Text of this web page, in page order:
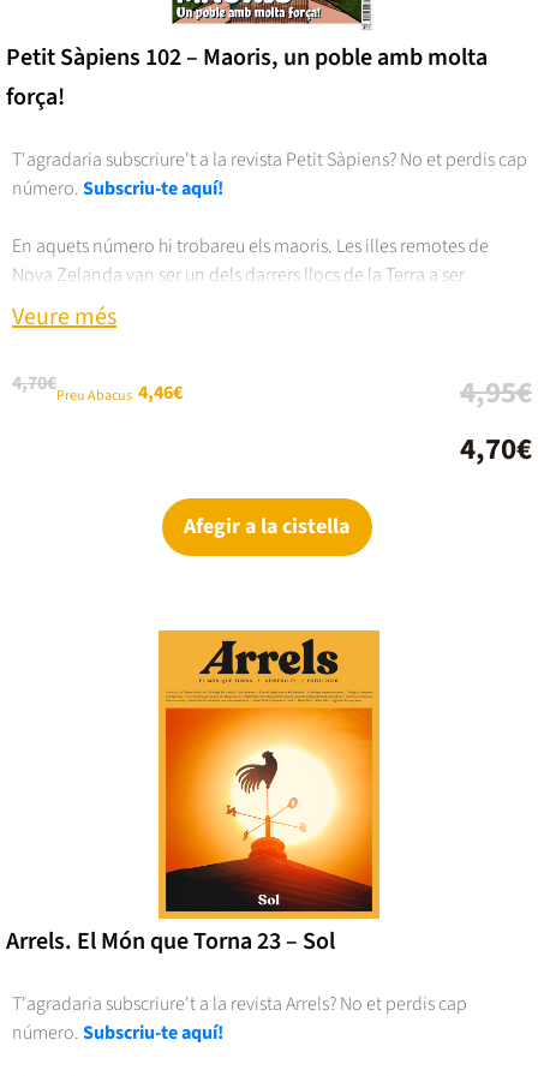
Petit Sàpiens 102 – Maoris, un poble amb molta
força!
T'agradaria subscriure't a la revista Petit Sàpiens? No et perdis cap
número.Subscriu-te aquí!
En aquets número hi trobareu els maoris. Les illes remotes de
Nova Zelanda van ser un dels darrers llocs de la Terra a ser
colonitzats pel humans. Els primers habitants hi van arribar des de
la Polinèsia, ara fa set segles, després de fer una travessa increïble
van crear una cultura molt especial, amb creences i tradicions
Veure més
4,70€Preu Abacus 4,46€
4,95€
4,70€
3,1 out of 5 Customer Rating
Afegir a la cistella
Arrels. El Món que Torna 23 – Sol
T'agradaria subscriure't a la revista Arrels? No et perdis cap
número.Subscriu-te aquí!